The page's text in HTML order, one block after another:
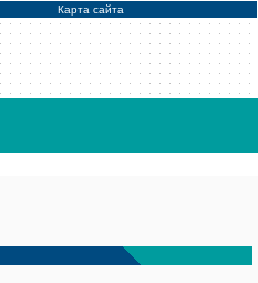
Карта сайта